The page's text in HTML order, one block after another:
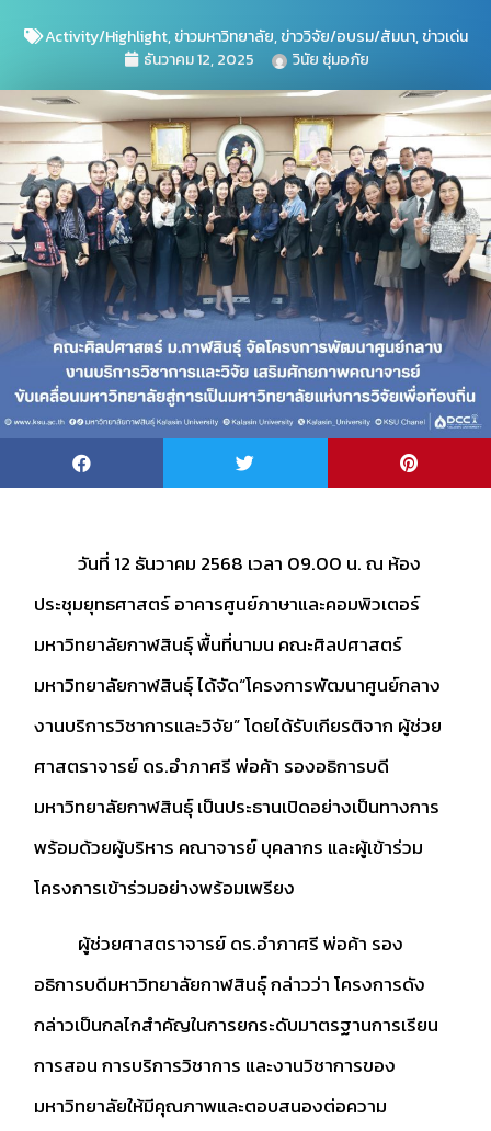
Activity/Highlight,ข่าวมหาวิทยาลัย,ข่าววิจัย/อบรม/สัมนา,ข่าวเด่น
ธันวาคม 12, 2025
วินัย ชุ่มอภัย
วันที่ 12 ธันวาคม 2568 เวลา 09.00 น. ณ ห้อง
ประชุมยุทธศาสตร์ อาคารศูนย์ภาษาและคอมพิวเตอร์
มหาวิทยาลัยกาฬสินธุ์ พื้นที่นามน คณะศิลปศาสตร์
มหาวิทยาลัยกาฬสินธุ์ ได้จัด“โครงการพัฒนาศูนย์กลาง
งานบริการวิชาการและวิจัย” โดยได้รับเกียรติจาก ผู้ช่วย
ศาสตราจารย์ ดร.อำภาศรี พ่อค้า รองอธิการบดี
มหาวิทยาลัยกาฬสินธุ์ เป็นประธานเปิดอย่างเป็นทางการ
พร้อมด้วยผู้บริหาร คณาจารย์ บุคลากร และผู้เข้าร่วม
โครงการเข้าร่วมอย่างพร้อมเพรียง
ผู้ช่วยศาสตราจารย์ ดร.อำภาศรี พ่อค้า รอง
อธิการบดีมหาวิทยาลัยกาฬสินธุ์ กล่าวว่า โครงการดัง
กล่าวเป็นกลไกสำคัญในการยกระดับมาตรฐานการเรียน
การสอน การบริการวิชาการ และงานวิชาการของ
มหาวิทยาลัยให้มีคุณภาพและตอบสนองต่อความ